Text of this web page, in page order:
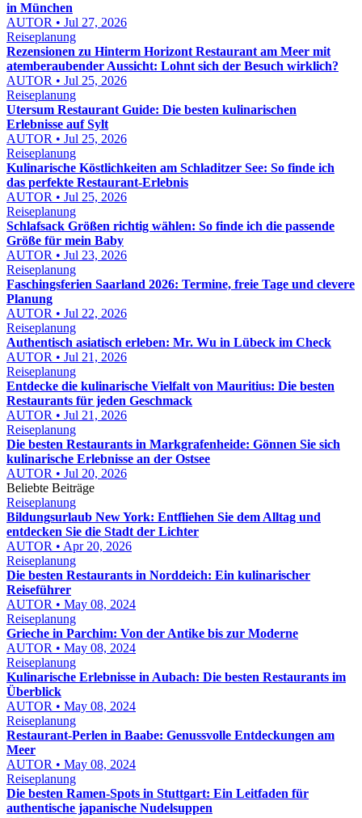
in München
AUTOR • Jul 27, 2026
Reiseplanung
Rezensionen zu Hinterm Horizont Restaurant am Meer mit
atemberaubender Aussicht: Lohnt sich der Besuch wirklich?
AUTOR • Jul 25, 2026
Reiseplanung
Utersum Restaurant Guide: Die besten kulinarischen
Erlebnisse auf Sylt
AUTOR • Jul 25, 2026
Reiseplanung
Kulinarische Köstlichkeiten am Schladitzer See: So finde ich
das perfekte Restaurant-Erlebnis
AUTOR • Jul 25, 2026
Reiseplanung
Schlafsack Größen richtig wählen: So finde ich die passende
Größe für mein Baby
AUTOR • Jul 23, 2026
Reiseplanung
Faschingsferien Saarland 2026: Termine, freie Tage und clevere
Planung
AUTOR • Jul 22, 2026
Reiseplanung
Authentisch asiatisch erleben: Mr. Wu in Lübeck im Check
AUTOR • Jul 21, 2026
Reiseplanung
Entdecke die kulinarische Vielfalt von Mauritius: Die besten
Restaurants für jeden Geschmack
AUTOR • Jul 21, 2026
Reiseplanung
Die besten Restaurants in Markgrafenheide: Gönnen Sie sich
kulinarische Erlebnisse an der Ostsee
AUTOR • Jul 20, 2026
Beliebte Beiträge
Reiseplanung
Bildungsurlaub New York: Entfliehen Sie dem Alltag und
entdecken Sie die Stadt der Lichter
AUTOR • Apr 20, 2026
Reiseplanung
Die besten Restaurants in Norddeich: Ein kulinarischer
Reiseführer
AUTOR • May 08, 2024
Reiseplanung
Grieche in Parchim: Von der Antike bis zur Moderne
AUTOR • May 08, 2024
Reiseplanung
Kulinarische Erlebnisse in Aubach: Die besten Restaurants im
Überblick
AUTOR • May 08, 2024
Reiseplanung
Restaurant-Perlen in Baabe: Genussvolle Entdeckungen am
Meer
AUTOR • May 08, 2024
Reiseplanung
Die besten Ramen-Spots in Stuttgart: Ein Leitfaden für
authentische japanische Nudelsuppen